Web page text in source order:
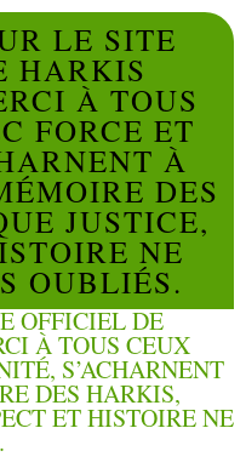
LE SITE
HARKIS
À TOUS
FORCE ET
À
DES
JUSTICE,
NE
OUBLIÉS.